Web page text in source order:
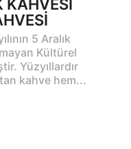
KAHVESİ
5 Aralık
Kültürel
Yüzyıllardır
kahve hem...